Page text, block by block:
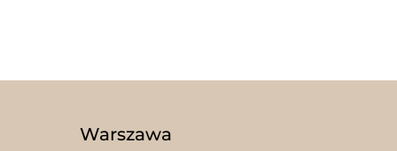
Warszawa